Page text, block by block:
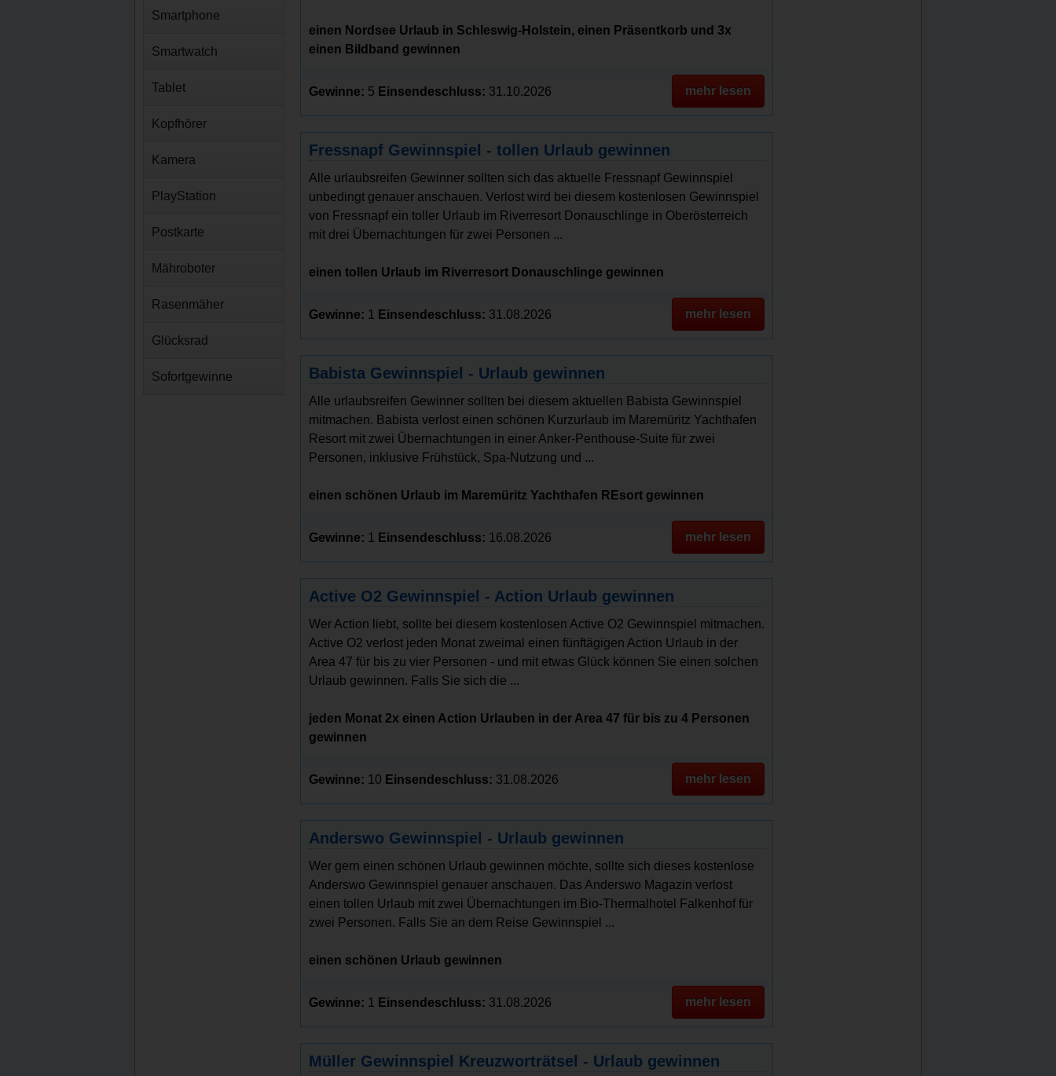
einen Nordsee Urlaub in Schleswig-Holstein, einen Präsentkorb und 3x
einen Bildband gewinnen
Gewinne: 5 Einsendeschluss: 31.10.2026 mehr lesen
Fressnapf Gewinnspiel - tollen Urlaub gewinnen
Alle urlaubsreifen Gewinner sollten sich das aktuelle Fressnapf Gewinnspiel
unbedingt genauer anschauen. Verlost wird bei diesem kostenlosen Gewinnspiel
von Fressnapf ein toller Urlaub im Riverresort Donauschlinge in Oberösterreich
mit drei Übernachtungen für zwei Personen ...
einen tollen Urlaub im Riverresort Donauschlinge gewinnen
Gewinne: 1 Einsendeschluss: 31.08.2026 mehr lesen
Babista Gewinnspiel - Urlaub gewinnen
Alle urlaubsreifen Gewinner sollten bei diesem aktuellen Babista Gewinnspiel
mitmachen. Babista verlost einen schönen Kurzurlaub im Maremüritz Yachthafen
Resort mit zwei Übernachtungen in einer Anker-Penthouse-Suite für zwei
Personen, inklusive Frühstück, Spa-Nutzung und ...
einen schönen Urlaub im Maremüritz Yachthafen REsort gewinnen
Gewinne: 1 Einsendeschluss: 16.08.2026 mehr lesen
Active O2 Gewinnspiel - Action Urlaub gewinnen
Wer Action liebt, sollte bei diesem kostenlosen Active O2 Gewinnspiel mitmachen.
Active O2 verlost jeden Monat zweimal einen fünftägigen Action Urlaub in der
Area 47 für bis zu vier Personen - und mit etwas Glück können Sie einen solchen
Urlaub gewinnen. Falls Sie sich die ...
jeden Monat 2x einen Action Urlauben in der Area 47 für bis zu 4 Personen
gewinnen
Gewinne: 10 Einsendeschluss: 31.08.2026 mehr lesen
Anderswo Gewinnspiel - Urlaub gewinnen
Wer gern einen schönen Urlaub gewinnen möchte, sollte sich dieses kostenlose
Anderswo Gewinnspiel genauer anschauen. Das Anderswo Magazin verlost
einen tollen Urlaub mit zwei Übernachtungen im Bio-Thermalhotel Falkenhof für
zwei Personen. Falls Sie an dem Reise Gewinnspiel ...
einen schönen Urlaub gewinnen
Gewinne: 1 Einsendeschluss: 31.08.2026 mehr lesen
Müller Gewinnspiel Kreuzworträtsel - Urlaub gewinnen
Smartphone
Smartwatch
Tablet
Kopfhörer
Kamera
PlayStation
Postkarte
Mähroboter
Rasenmäher
Glücksrad
Sofortgewinne